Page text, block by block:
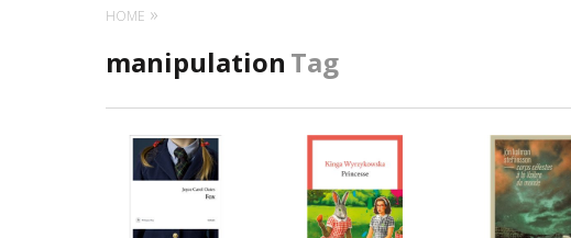
HOME
manipulation Tag
LIRE LA SUITE LIRE LA SUITE LIRE LA